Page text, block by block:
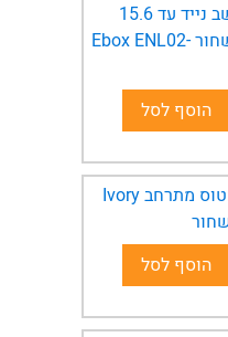
תיק גב למחשב נייד עד 15.6
אינץ' בצבע שחור Ebox ENL02-
הוסף לסל
תיק עליה למטוס מתרחב Ivory
הוסף לסל